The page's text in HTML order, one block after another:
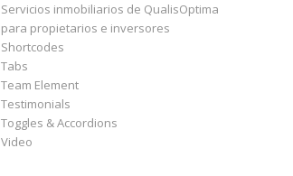
Servicios inmobiliarios de QualisOptima
para propietarios e inversores
Shortcodes
Tabs
Team Element
Testimonials
Toggles & Accordions
Video